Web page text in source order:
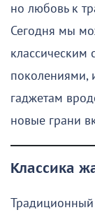
но любовь к
Сегодня мы
поколениями,
гаджетам
новые грани
Классика